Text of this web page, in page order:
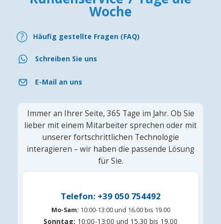
Woche
Häufig gestellte Fragen (FAQ)
Schreiben Sie uns
E-Mail an uns
Immer an Ihrer Seite, 365 Tage im Jahr. Ob Sie
lieber mit einem Mitarbeiter sprechen oder mit
unserer fortschrittlichen Technologie
interagieren – wir haben die passende Lösung
für Sie.
Telefon: +39 050 754492
Mo-Sam: 10:00-13:00 und 16.00 bis 19.00
Sonntag: 10:00-13:00 und 15.30 bis 19.00